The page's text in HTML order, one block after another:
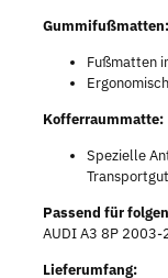
Gummifußmatten:
Fußmatten
Kofferraummatte:
Spezielle
Transportgut
Passend für
AUDI A3 8P
Lieferumfang: